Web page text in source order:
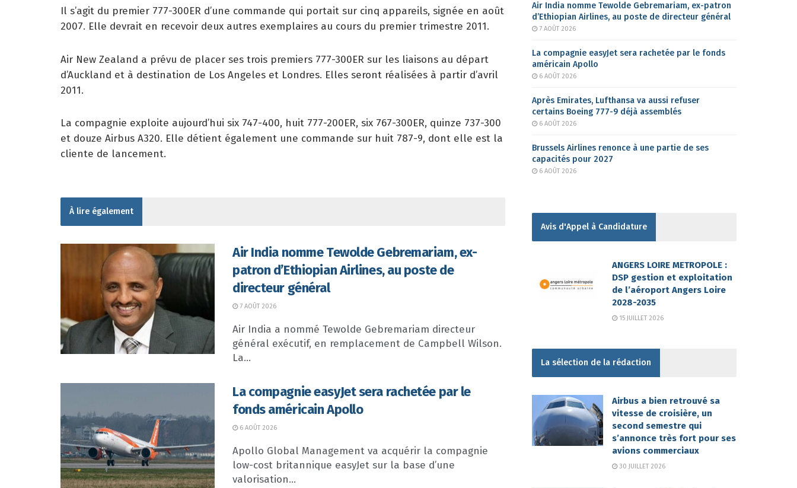
Il s’agit du premier 777-300ER d’une commande qui portait sur cinq appareils, signée en août
2007. Elle devrait en recevoir deux autres exemplaires au cours du premier trimestre 2011.
Air New Zealand a prévu de placer ses trois premiers 777-300ER sur les liaisons au départ
d’Auckland et à destination de Los Angeles et Londres. Elles seront réalisées à partir d’avril
2011.
La compagnie exploite aujourd’hui six 747-400, huit 777-200ER, six 767-300ER, quinze 737-300
et douze Airbus A320. Elle détient également une commande sur huit 787-9, dont elle est la
cliente de lancement.
À lire également
Air India nomme Tewolde Gebremariam, ex-
patron d’Ethiopian Airlines, au poste de
directeur général
7 AOÛT 2026
Air India a nommé Tewolde Gebremariam directeur
général exécutif, en remplacement de Campbell Wilson.
La...
La compagnie easyJet sera rachetée par le
fonds américain Apollo
6 AOÛT 2026
Apollo Global Management va acquérir la compagnie
low-cost britannique easyJet sur la base d’une
valorisation...
Air India nomme Tewolde Gebremariam, ex-patron
d’Ethiopian Airlines, au poste de directeur général
7 AOÛT 2026
La compagnie easyJet sera rachetée par le fonds
américain Apollo
6 AOÛT 2026
Après Emirates, Lufthansa va aussi refuser
certains Boeing 777-9 déjà assemblés
6 AOÛT 2026
Brussels Airlines renonce à une partie de ses
capacités pour 2027
6 AOÛT 2026
Avis d'Appel à Candidature
ANGERS LOIRE METROPOLE :
DSP gestion et exploitation
de l’aéroport Angers Loire
2028-2035
15 JUILLET 2026
La sélection de la rédaction
Airbus a bien retrouvé sa
vitesse de croisière, un
second semestre qui
s’annonce très fort pour ses
avions commerciaux
30 JUILLET 2026